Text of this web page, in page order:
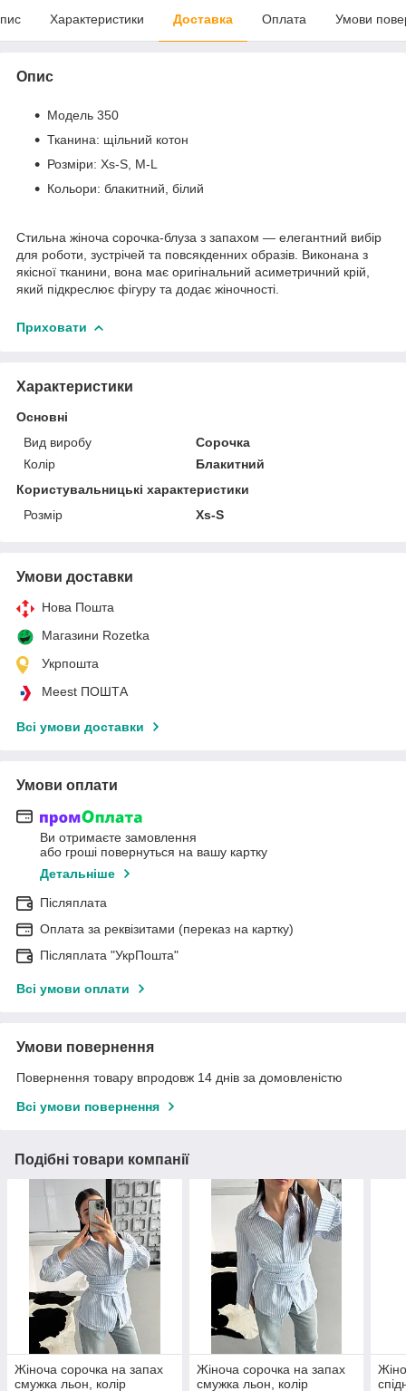
Характеристики Доставка Оплата Умови
Опис
Модель 350
Тканина: щільний котон
Розміри: Xs-S, M-L
Кольори: блакитний, білий
Стильна жіноча сорочка-блуза з запахом — елегантний вибір
для роботи, зустрічей та повсякденних образів. Виконана з
якісної тканини, вона має оригінальний асиметричний крій,
який підкреслює фігуру та додає жіночності.
Приховати
Характеристики
Основні
Вид виробу
Сорочка
Колір
Блакитний
Користувальницькі характеристики
Розмір
Xs-S
Умови доставки
Нова Пошта
Магазини Rozetka
Укрпошта
Meest ПОШТА
Всі умови доставки
Умови оплати
Ви отримаєте замовлення
або гроші повернуться на вашу картку
Детальніше
Післяплата
Оплата за реквізитами (переказ на картку)
Післяплата "УкрПошта"
Всі умови оплати
Умови повернення
Повернення товару впродовж 14 днів за домовленістю
Всі умови повернення
Подібні товари компанії
Жіноча сорочка на запах
смужка льон, колір
Жіноча сорочка на запах
смужка льон, колір